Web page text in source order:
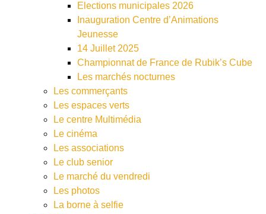
Elections municipales 2026
Inauguration Centre d’Animations
Jeunesse
14 Juillet 2025
Championnat de France de Rubik’s Cube
Les marchés nocturnes
Les commerçants
Les espaces verts
Le centre Multimédia
Le cinéma
Les associations
Le club senior
Le marché du vendredi
Les photos
La borne à selfie